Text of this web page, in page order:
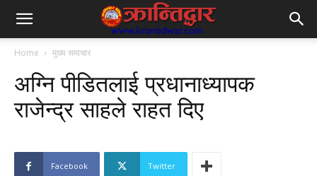
Home मुख्य समाचार
अग्नि पीडितलाई प्रधानाध्यापक
राजेन्द्र साहले राहत दिए
Facebook Twitter